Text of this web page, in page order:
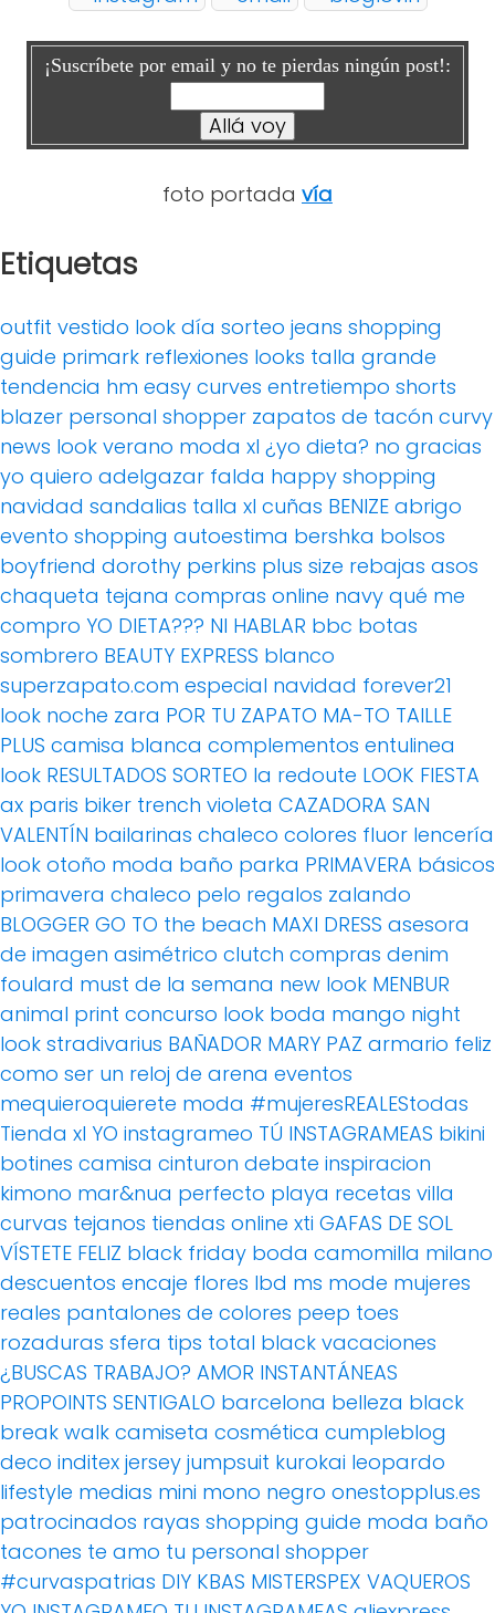
¡Suscríbete por email y no te pierdas ningún post!:
foto portada vía
Etiquetas
outfit vestido look día sorteo jeans shopping
guide primark reflexiones looks talla grande
tendencia hm easy curves entretiempo shorts
blazer personal shopper zapatos de tacón curvy
news look verano moda xl ¿yo dieta? no gracias
yo quiero adelgazar falda happy shopping
navidad sandalias talla xl cuñas BENIZE abrigo
evento shopping autoestima bershka bolsos
boyfriend dorothy perkins plus size rebajas asos
chaqueta tejana compras online navy qué me
compro YO DIETA??? NI HABLAR bbc botas
sombrero BEAUTY EXPRESS blanco
superzapato.com especial navidad forever21
look noche zara POR TU ZAPATO MA-TO TAILLE
PLUS camisa blanca complementos entulinea
look RESULTADOS SORTEO la redoute LOOK FIESTA
ax paris biker trench violeta CAZADORA SAN
VALENTÍN bailarinas chaleco colores fluor lencería
look otoño moda baño parka PRIMAVERA básicos
primavera chaleco pelo regalos zalando
BLOGGER GO TO the beach MAXI DRESS asesora
de imagen asimétrico clutch compras denim
foulard must de la semana new look MENBUR
animal print concurso look boda mango night
look stradivarius BAÑADOR MARY PAZ armario feliz
como ser un reloj de arena eventos
mequieroquierete moda #mujeresREALEStodas
Tienda xl YO instagrameo TÚ INSTAGRAMEAS bikini
botines camisa cinturon debate inspiracion
kimono mar&nua perfecto playa recetas villa
curvas tejanos tiendas online xti GAFAS DE SOL
VÍSTETE FELIZ black friday boda camomilla milano
descuentos encaje flores lbd ms mode mujeres
reales pantalones de colores peep toes
rozaduras sfera tips total black vacaciones
¿BUSCAS TRABAJO? AMOR INSTANTÁNEAS
PROPOINTS SENTIGALO barcelona belleza black
break walk camiseta cosmética cumpleblog
deco inditex jersey jumpsuit kurokai leopardo
lifestyle medias mini mono negro onestopplus.es
patrocinados rayas shopping guide moda baño
tacones te amo tu personal shopper
#curvaspatrias DIY KBAS MISTERSPEX VAQUEROS